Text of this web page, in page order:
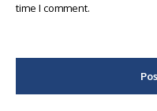
time I comment.